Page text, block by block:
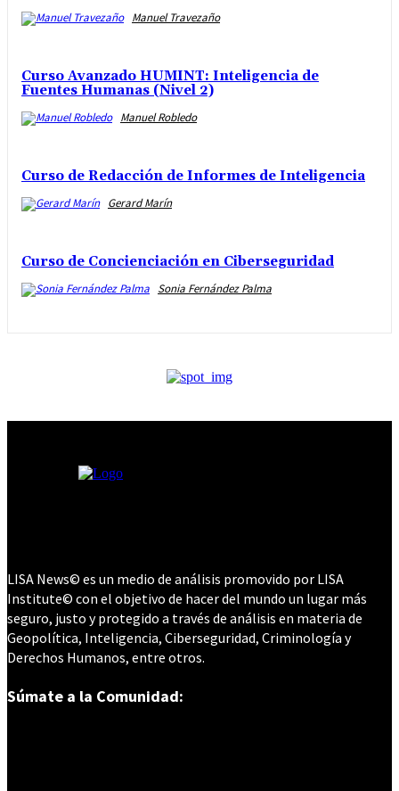
Manuel Travezaño
Curso Avanzado HUMINT: Inteligencia de
Fuentes Humanas (Nivel 2)
Manuel Robledo
Curso de Redacción de Informes de Inteligencia
Gerard Marín
Curso de Concienciación en Ciberseguridad
Sonia Fernández Palma
LISA News© es un medio de análisis promovido por LISA
Institute© con el objetivo de hacer del mundo un lugar más
seguro, justo y protegido a través de análisis en materia de
Geopolítica, Inteligencia, Ciberseguridad, Criminología y
Derechos Humanos, entre otros.
Súmate a la Comunidad: